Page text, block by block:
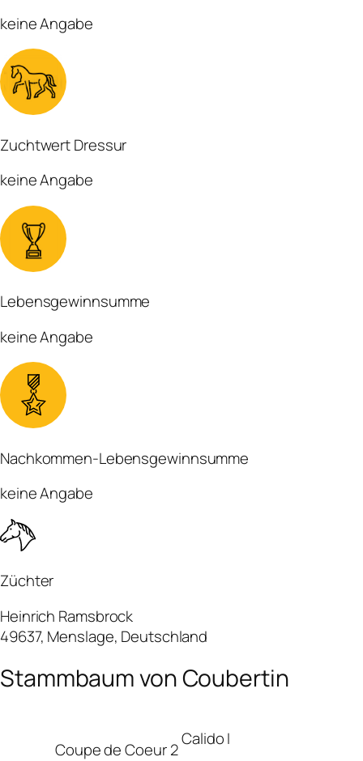
keine Angabe
Zuchtwert Dressur
keine Angabe
Lebensgewinnsumme
keine Angabe
Nachkommen-Lebensgewinnsumme
keine Angabe
Züchter
Heinrich Ramsbrock
49637, Menslage, Deutschland
Stammbaum von Coubertin
Coupe de Coeur 2
Calido I